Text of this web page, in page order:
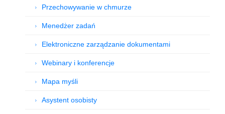
Przechowywanie w chmurze
Menedżer zadań
Elektroniczne zarządzanie dokumentami
Webinary i konferencje
Mapa myśli
Asystent osobisty